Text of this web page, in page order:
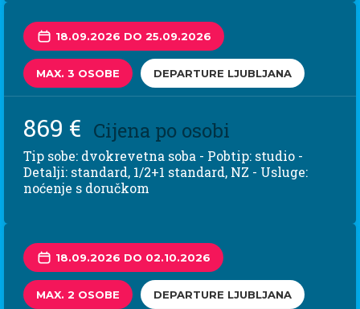
18.09.2026 DO 25.09.2026
MAX. 3 OSOBE DEPARTURE LJUBLJANA
869 € Cijena po osobi
Tip sobe: dvokrevetna soba - Pobtip: studio -
Detalji: standard, 1/2+1 standard, NZ - Usluge:
noćenje s doručkom
18.09.2026 DO 02.10.2026
MAX. 2 OSOBE DEPARTURE LJUBLJANA